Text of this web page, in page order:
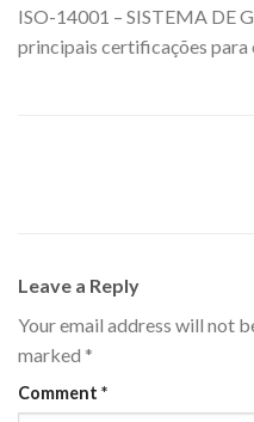
ISO-14001 – SISTEMA DE
principais certificações para
Leave a Reply
Your email address will not
marked *
Comment *